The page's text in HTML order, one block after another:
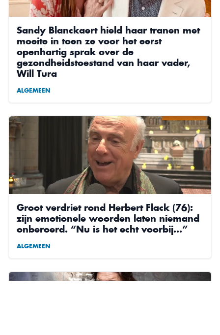
Sandy Blanckaert hield haar tranen met
moeite in toen ze voor het eerst
openhartig sprak over de
gezondheidstoestand van haar vader,
Will Tura
ALGEMEEN
Groot verdriet rond Herbert Flack (76):
zijn emotionele woorden laten niemand
onberoerd. “Nu is het echt voorbij…”
ALGEMEEN